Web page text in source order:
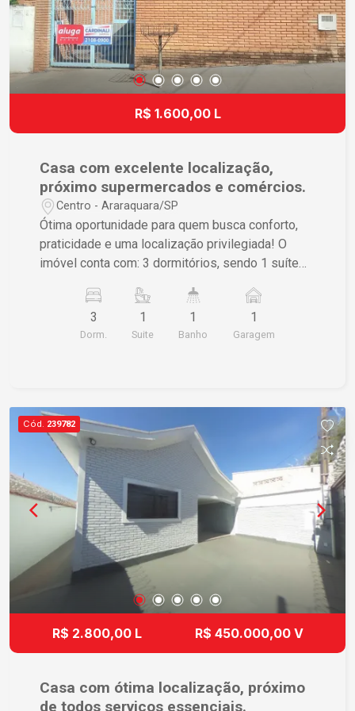
R$ 1.600,00 L
Casa com excelente localização,
próximo supermercados e comércios.
Centro - Araraquara/SP
Ótima oportunidade para quem busca conforto,
praticidade e uma localização privilegiada! O
imóvel conta com: 3 dormitórios, sendo 1 suíte
iluminada; Cozinha funcional; Banheiro social;
Área de serviço; Quintal; Garagem. Localizada em
uma região com excelente infraestrutura, a casa
visita e venha conhecer este excelente imóvel!
3
Dorm.
1
Suite
1
Banho
1
Garagem
Cód. 239782
R$ 2.800,00 L R$ 450.000,00 V
Casa com ótima localização, próximo
de todos serviços essenciais.